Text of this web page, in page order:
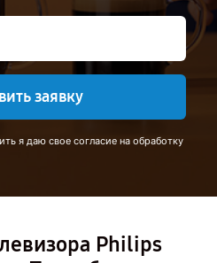
заявку
я даю свое согласие на обработку
Philips